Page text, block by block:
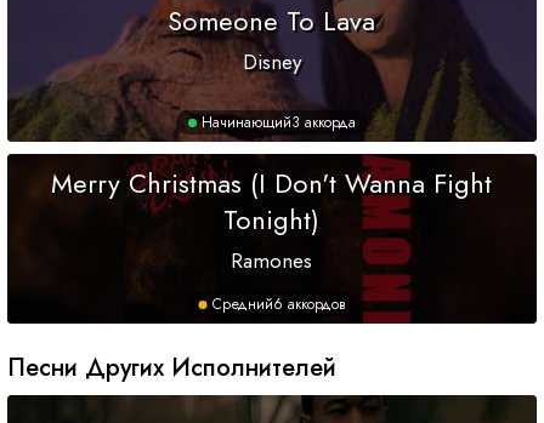
Someone To Lava
Disney
Начинающий3 аккорда
Merry Christmas (I Don't Wanna Fight
Tonight)
Ramones
Средний6 аккордов
Песни Других Исполнителей